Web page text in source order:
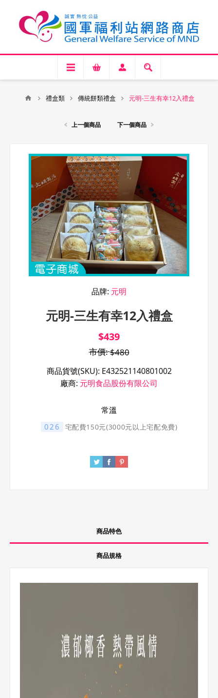
禮盒類 傳統餅類禮盒 元明-三生有幸12入禮盒
上一個商品 下一個商品
品牌: 元明
元明-三生有幸12入禮盒
$439
市價:$480
商品貨號(SKU): E432521140801002
廠商: 元明食品股份有限公司
常溫
026 宅配費150元(3000元以上宅配免費)
商品特色
商品規格